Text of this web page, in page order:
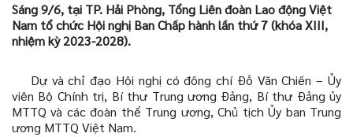
Sáng 9/6, tại TP. Hải Phòng, Tổng Liên đoàn Lao động Việt
Nam tổ chức Hội nghị Ban Chấp hành lần thứ 7 (khóa XIII,
nhiệm kỳ 2023-2028).
Dự và chỉ đạo Hội nghị có đồng chí Đỗ Văn Chiến – Ủy
viên Bộ Chính trị, Bí thư Trung ương Đảng, Bí thư Đảng ủy
MTTQ và các đoàn thể Trung ương, Chủ tịch Ủy ban Trung
ương MTTQ Việt Nam.